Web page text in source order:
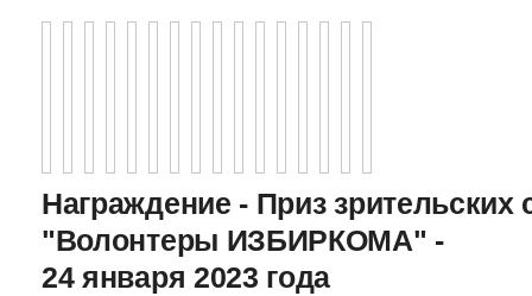
Награждение - Приз зрительских
"Волонтеры ИЗБИРКОМА" -
24 января 2023 года